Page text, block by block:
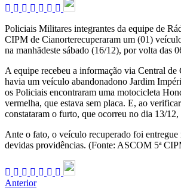
Policiais Militares integrantes da equipe de
CIPM de Cianorterecuperaram um (01)
na manhãdeste sábado (16/12), por volta das
A equipe recebeu a informação via Central de
havia um veículo abandonadono Jardim
os Policiais encontraram uma motocicleta
vermelha, que estava sem placa. E, ao
constataram o furto, que ocorreu no dia 13/
Ante o fato, o veículo recuperado foi entregue
devidas providências. (Fonte: ASCOM 5ª
Anterior